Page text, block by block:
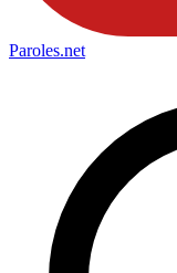
Paroles.net